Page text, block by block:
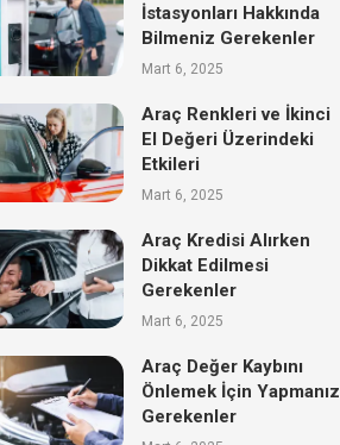
İstasyonları Hakkında
Bilmeniz Gerekenler
Mart 6, 2025
Araç Renkleri ve İkinci
El Değeri Üzerindeki
Etkileri
Mart 6, 2025
Araç Kredisi Alırken
Dikkat Edilmesi
Gerekenler
Mart 6, 2025
Araç Değer Kaybını
Önlemek İçin Yapmanız
Gerekenler